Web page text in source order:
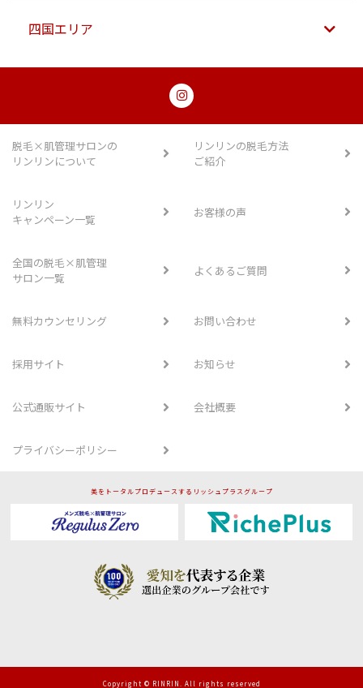
四国エリア
脱毛×肌管理サロンの
リンリンについて
リンリンの脱毛方法
ご紹介
リンリン
キャンペーン一覧
お客様の声
全国の脱毛×肌管理
サロン一覧
よくあるご質問
無料カウンセリング お問い合わせ
採用サイト お知らせ
公式通販サイト 会社概要
プライバシーポリシー
美をトータルプロデュースするリッシュプラスグループ
Copyright © RINRIN. All rights reserved